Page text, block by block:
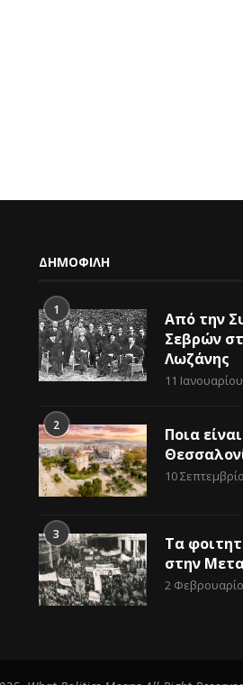
ΔΗΜΟΦΙΛΗ
1
Από την
Σεβρών
Λωζάνης
11
2
Ποια
10
3
Τα
στην
2